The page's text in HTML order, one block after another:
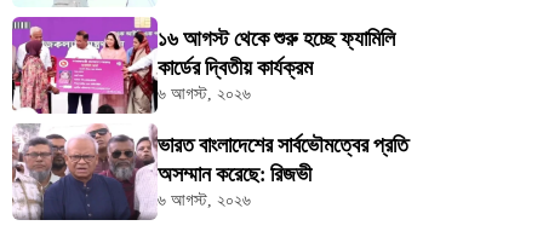
১৬ আগস্ট থেকে শুরু হচ্ছে ফ্যামিলি
কার্ডের দ্বিতীয় কার্যক্রম
৬ আগস্ট, ২০২৬
ভারত বাংলাদেশের সার্বভৌমত্বের প্রতি
অসম্মান করেছে: রিজভী
৬ আগস্ট, ২০২৬